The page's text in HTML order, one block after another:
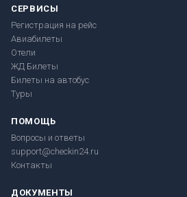
СЕРВИСЫ
Регистрация на рейс
Авиабилеты
Отели
ЖД Билеты
Билеты на автобус
Туры
ПОМОЩЬ
Вопросы и ответы
support@checkin24.ru
Контакты
ДОКУМЕНТЫ